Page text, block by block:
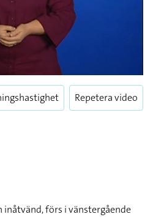
Repetera video
förs i vänstergående